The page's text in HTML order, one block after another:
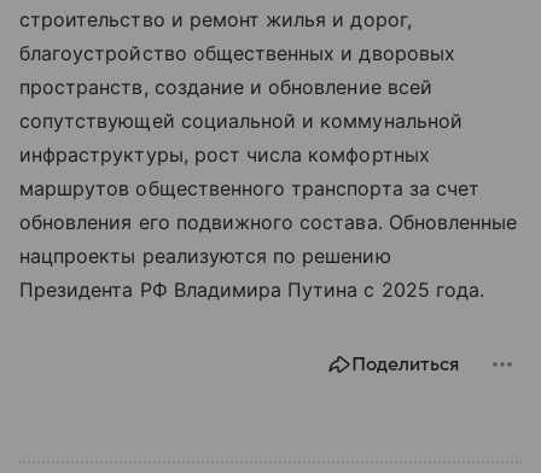
строительство и ремонт жилья и дорог,
благоустройство общественных и дворовых
пространств, создание и обновление всей
сопутствующей социальной и коммунальной
инфраструктуры, рост числа комфортных
маршрутов общественного транспорта за счет
обновления его подвижного состава. Обновленные
нацпроекты реализуются по решению
Президента РФ Владимира Путина с 2025 года.
Поделиться